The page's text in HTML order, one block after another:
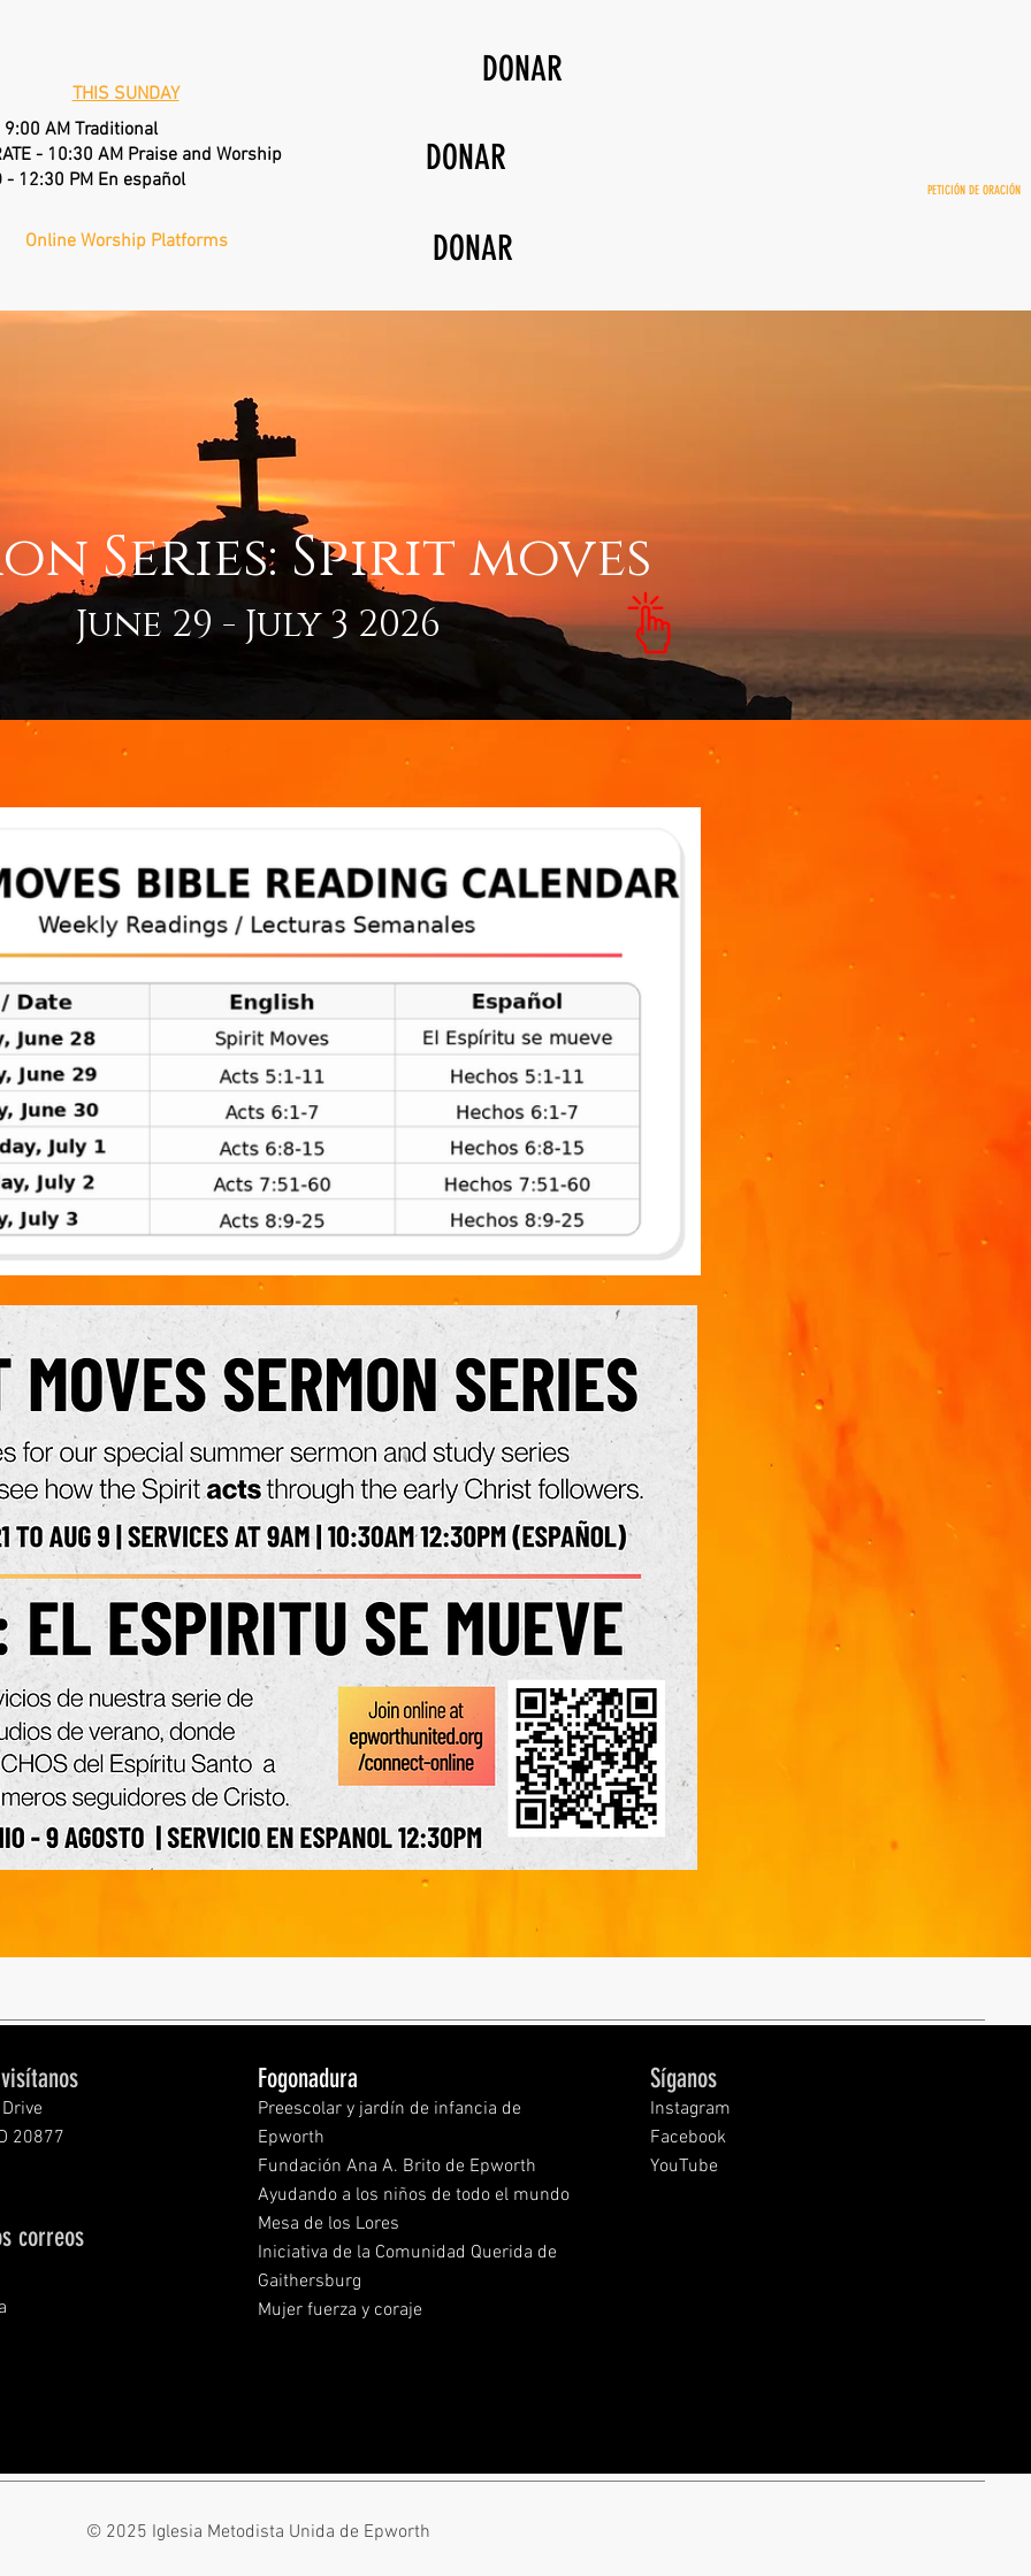
PETICIÓN DE ORACIÓN
THIS SUNDAY
9:00 AM Traditional
- 10:30 AM Praise and Worship
- 12:30 PM En español
Online Worship Platforms
DONAR
DONAR
DONAR
Series: Spirit moves
June 29 - July 3 2026
20877
correos
Fogonadura
Preescolar y jardín de infancia de
Epworth
Fundación Ana A. Brito de Epworth
Ayudando a los niños de todo el mundo
Mesa de los Lores
Iniciativa de la Comunidad Querida de
Gaithersburg
Mujer fuerza y coraje
Síganos
Instagram
Facebook
YouTube
© 2025 Iglesia Metodista Unida de Epworth